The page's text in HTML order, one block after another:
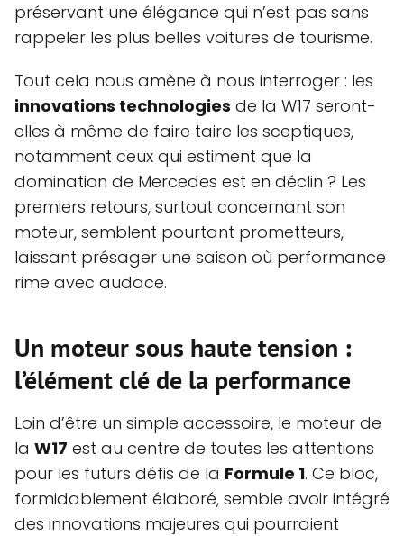
préservant une élégance qui n’est pas sans
rappeler les plus belles voitures de tourisme.
Tout cela nous amène à nous interroger : les
innovations technologies de la W17 seront-
elles à même de faire taire les sceptiques,
notamment ceux qui estiment que la
domination de Mercedes est en déclin ? Les
premiers retours, surtout concernant son
moteur, semblent pourtant prometteurs,
laissant présager une saison où performance
rime avec audace.
Un moteur sous haute tension :
l’élément clé de la performance
Loin d’être un simple accessoire, le moteur de
la W17 est au centre de toutes les attentions
pour les futurs défis de la Formule 1. Ce bloc,
formidablement élaboré, semble avoir intégré
des innovations majeures qui pourraient